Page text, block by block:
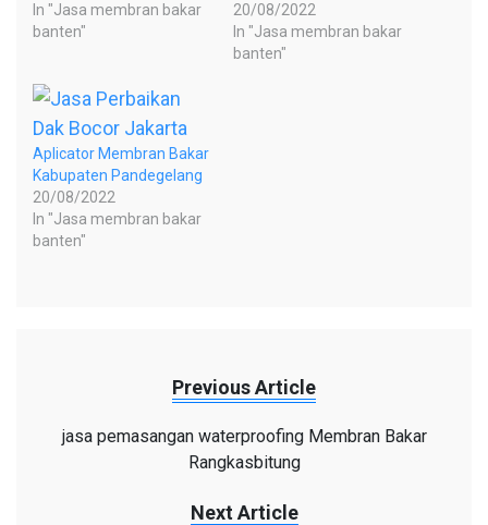
In "Jasa membran bakar
banten"
20/08/2022
In "Jasa membran bakar
banten"
Aplicator Membran Bakar
Kabupaten Pandegelang
20/08/2022
In "Jasa membran bakar
banten"
Previous Article
jasa pemasangan waterproofing Membran Bakar
Rangkasbitung
Next Article